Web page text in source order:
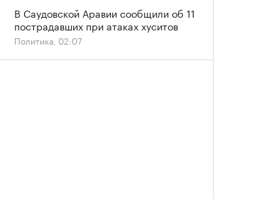
В Саудовской Аравии сообщили об 11
пострадавших при атаках хуситов
Политика, 02:07